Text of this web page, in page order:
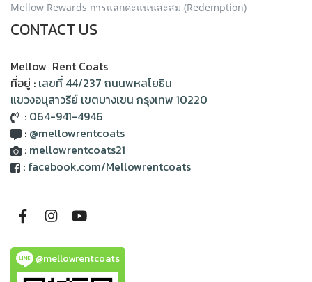
Mellow Rewards การแลกคะแนนสะสม (Redemption)
CONTACT US
Mellow Rent Coats
ที่อยู่ : เลขที่ 44/237 ถนนพหลโยธิน
แขวงอนุสาวรีย์ เขตบางเขน กรุงเทพ 10220
: 064-941-4946
: @mellowrentcoats
: mellowrentcoats21
: facebook.com/Mellowrentcoats
@mellowrentcoats